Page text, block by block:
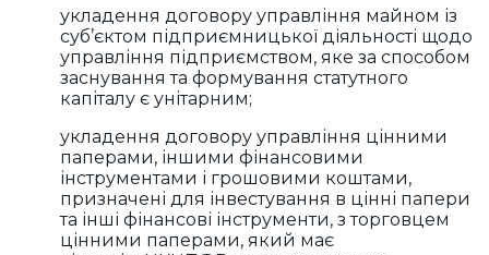
укладення договору управління майном із
суб’єктом підприємницької діяльності щодо
управління підприємством, яке за способом
заснування та формування статутного
капіталу є унітарним;
укладення договору управління цінними
паперами, іншими фінансовими
інструментами і грошовими коштами,
призначені для інвестування в цінні папери
та інші фінансові інструменти, з торговцем
цінними паперами, який має